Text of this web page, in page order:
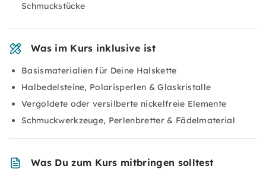
Schmuckstücke
Was im Kurs inklusive ist
Basismaterialien für Deine Halskette
Halbedelsteine, Polarisperlen & Glaskristalle
Vergoldete oder versilberte nickelfreie Elemente
Schmuckwerkzeuge, Perlenbretter & Fädelmaterial
Was Du zum Kurs mitbringen solltest